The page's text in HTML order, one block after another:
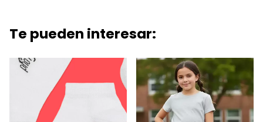
Te pueden interesar: